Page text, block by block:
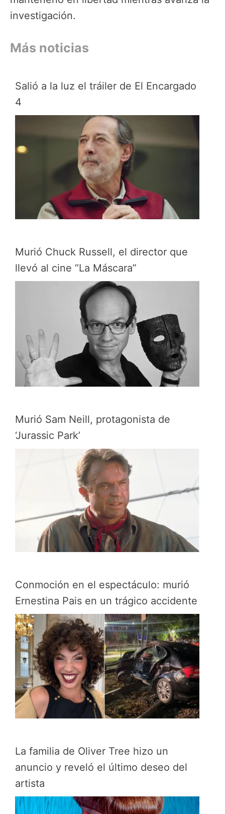
investigación.
Más noticias
Salió a la luz el tráiler de El Encargado
4
Murió Chuck Russell, el director que
llevó al cine “La Máscara”
Murió Sam Neill, protagonista de
‘Jurassic Park’
Conmoción en el espectáculo: murió
Ernestina Pais en un trágico accidente
La familia de Oliver Tree hizo un
anuncio y reveló el último deseo del
artista